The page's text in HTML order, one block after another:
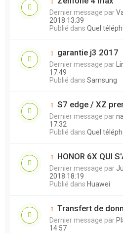
Dernier message par
2018 13:39
Publié dans Quel
garantie j3 2017
Dernier message par
17:49
Publié dans Samsung
S7 edge / XZ
Dernier message par
17:32
Publié dans Quel
HONOR 6X QUI
Dernier message par
2018 18:19
Publié dans Huawei
Transfert de
Dernier message par
14:57